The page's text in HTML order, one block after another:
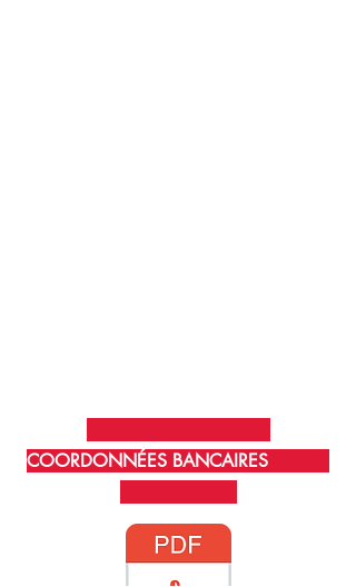
COORDONNÉES BANCAIRES